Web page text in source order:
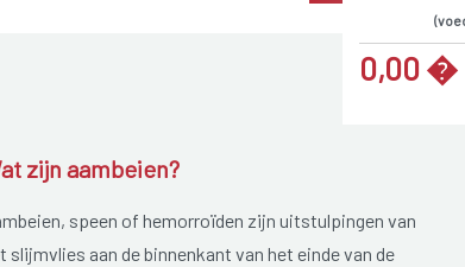
0,00 �
zijn aambeien?
speen of hemorroïden zijn uitstulpingen van
slijmvlies aan de binnenkant van het einde van de